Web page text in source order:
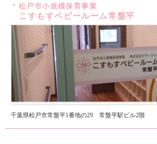
松戸市小規模保育事業
こすもすベビールーム常盤平
千葉県松戸市常盤平1番地の29 常盤平駅ビル2階